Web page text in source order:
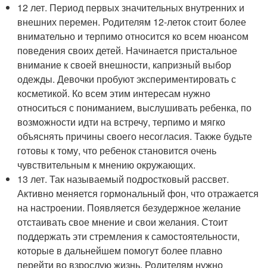
12 лет. Период первых значительных внутренних и
внешних перемен. Родителям 12-леток стоит более
внимательно и терпимо относится ко всем нюансом
поведения своих детей. Начинается пристальное
внимание к своей внешности, капризный выбор
одежды. Девочки пробуют экспериментировать с
косметикой. Ко всем этим интересам нужно
относиться с пониманием, выслушивать ребенка, по
возможности идти на встречу, терпимо и мягко
объяснять причины своего несогласия. Также будьте
готовы к тому, что ребенок становится очень
чувствительным к мнению окружающих.
13 лет. Так называемый подростковый рассвет.
Активно меняется гормональный фон, что отражается
на настроении. Появляется безудержное желание
отстаивать свое мнение и свои желания. Стоит
поддержать эти стремления к самостоятельности,
которые в дальнейшем помогут более плавно
перейти во взрослую жизнь. Родителям нужно